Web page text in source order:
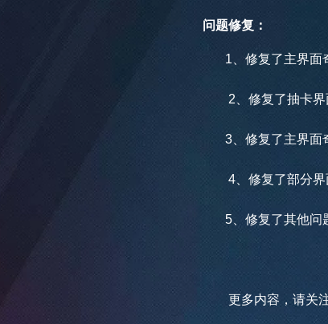
问题修复：
1、修复了主界面
2、修复了抽卡界
3、修复了主界面
4、修复了部分界
5、修复了其他问
更多内容，请关注